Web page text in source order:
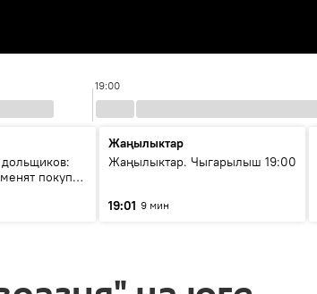
19:00
покупку
Жаңылыктар
Жаңылыктар. Чыгарылыш 19:00
19:01 9 мин